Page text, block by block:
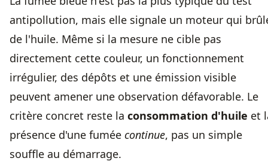
antipollution, mais elle signale un moteur qui
de l'huile. Même si la mesure ne cible pas
directement cette couleur, un fonctionnement
irrégulier, des dépôts et une émission visible
peuvent amener une observation défavorable. Le
critère concret reste la consommation d'huile et
présence d'une fumée continue, pas un simple
souffle au démarrage.